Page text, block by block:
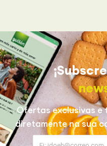
Ofertas exclusivas e
diretamente na sua